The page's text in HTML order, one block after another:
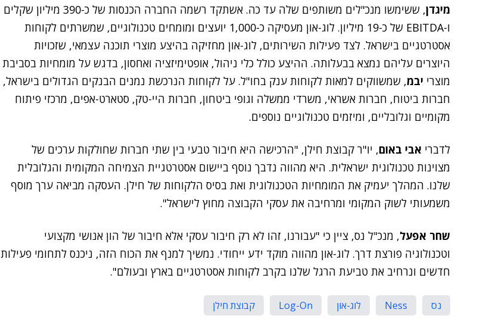
מיגדן
, ששימשו מנכ"לים משותפים שלה עד כה. אשתקד רשמה החברה הכנסות של כ-390 מיליון שקלים
ו-EBITDA של כ-19 מיליון. לוג-און מעסיקה כ-1,000 יועצים ומומחים טכנולוגיים, שמשרתים לקוחות
אסטרטגיים בישראל. לצד פעילות השירותים, לוג-און מחזיקה בהיצע מוצרי תוכנה עצמאי, שזכויות
היוצרים עליהם נמצא בבעלותה. ההיצע כולל כלי ניהול, אופטימיזציה ואחסון, בדגש על מומחיות בסביבת
מוצרי יבמ, שמשווקים למאות לקוחות ענק בחו"ל. על לקוחות הנרכשת נמנים הבנקים הגדולים בישראל,
חברות ביטוח, חברות אשראי, משרדי ממשלה וגופי ביטחון, חברות היי-טק, סטארט-אפים, מרכזי פיתוח
מקומיים וגלובליים, ומיזמים טכנולוגיים נוספים.
לדברי אבי באום, יו"ר קבוצת חילן, "הרכישה היא חיבור טבעי בין שתי חברות שחולקות ערכים של
מצוינות טכנולוגית ישראלית. היא מהווה נדבך נוסף ביישום אסטרטגיית הצמיחה המקומית והגלובלית
שלנו. המהלך יעמיק את המומחיות הטכנולוגית ואת בסיס הלקוחות של חילן. העסקה מביאה ערך מוסף
משמעותי לשוק המקומי ומרחיבה את עסקי הקבוצה מחוץ לישראל".
שחר אפעל, מנכ"ל נס, ציין כי "עבורנו, זהו לא רק חיבור עסקי אלא חיבור של הון אנושי מקצועי
וטכנולוגיה פורצת דרך. לוג-און מהווה מוקד ידע ייחודי. נמשיך למנף את הכוח הזה, ניכנס לתחומי פעילות
חדשים ונרחיב את טביעת הרגל שלנו בקרב לקוחות אסטרטגיים בארץ ובעולם".
נס Ness לוג-און Log-On קבוצת חילן